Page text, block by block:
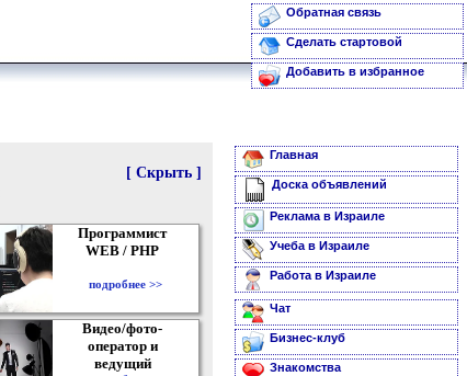
Обратная связь
Сделать стартовой
Добавить в избранное
[ Скрыть ]
Программист
WEB / PHP
подробнее >>
Видео/фото-
оператор и
ведущий
Главная
Доска объявлений
Реклама в Израиле
Учеба в Израиле
Работа в Израиле
Чат
Бизнес-клуб
Знакомства